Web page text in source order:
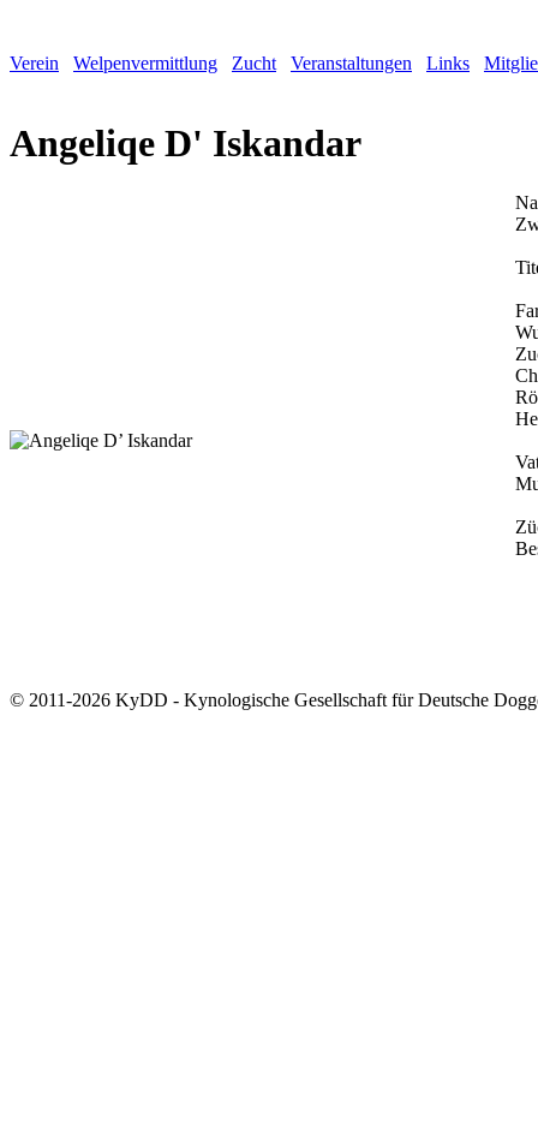
Verein Welpenvermittlung Zucht Veranstaltungen Links
Angeliqe D' Iskandar
© 2011-2026 KyDD - Kynologische Gesellschaft für Deutsche